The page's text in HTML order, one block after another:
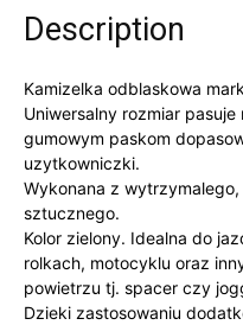
Description
Kamizelka odblaskowa
Uniwersalny rozmiar
gumowym paskom
uzytkowniczki.
Wykonana z
sztucznego.
Kolor zielony. Idealna do
rolkach, motocyklu oraz
powietrzu tj. spacer czy
Dzieki zastosowaniu